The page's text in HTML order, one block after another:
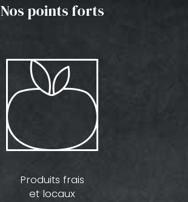
Nos points forts
Produits frais
et locaux